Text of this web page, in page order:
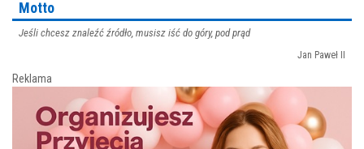
Motto
Jeśli chcesz znaleźć źródło, musisz iść do góry, pod prąd
Jan Paweł II
Reklama